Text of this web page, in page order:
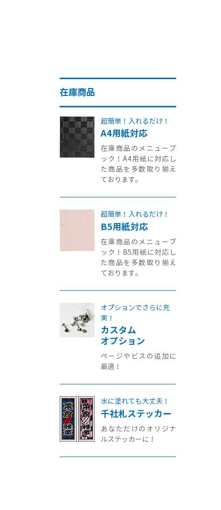
在庫商品
超簡単！入れるだけ！
A4用紙対応
在庫商品のメニューブ
ック！A4用紙に対応し
た商品を多数取り揃え
ております。
超簡単！入れるだけ！
B5用紙対応
在庫商品のメニューブ
ック！B5用紙に対応し
た商品を多数取り揃え
ております。
オプションでさらに充
実！
カスタム
オプション
ページやビスの追加に
最適！
水に塗れても大丈夫！
千社札ステッカー
あなただけのオリジナ
ルステッカーに！